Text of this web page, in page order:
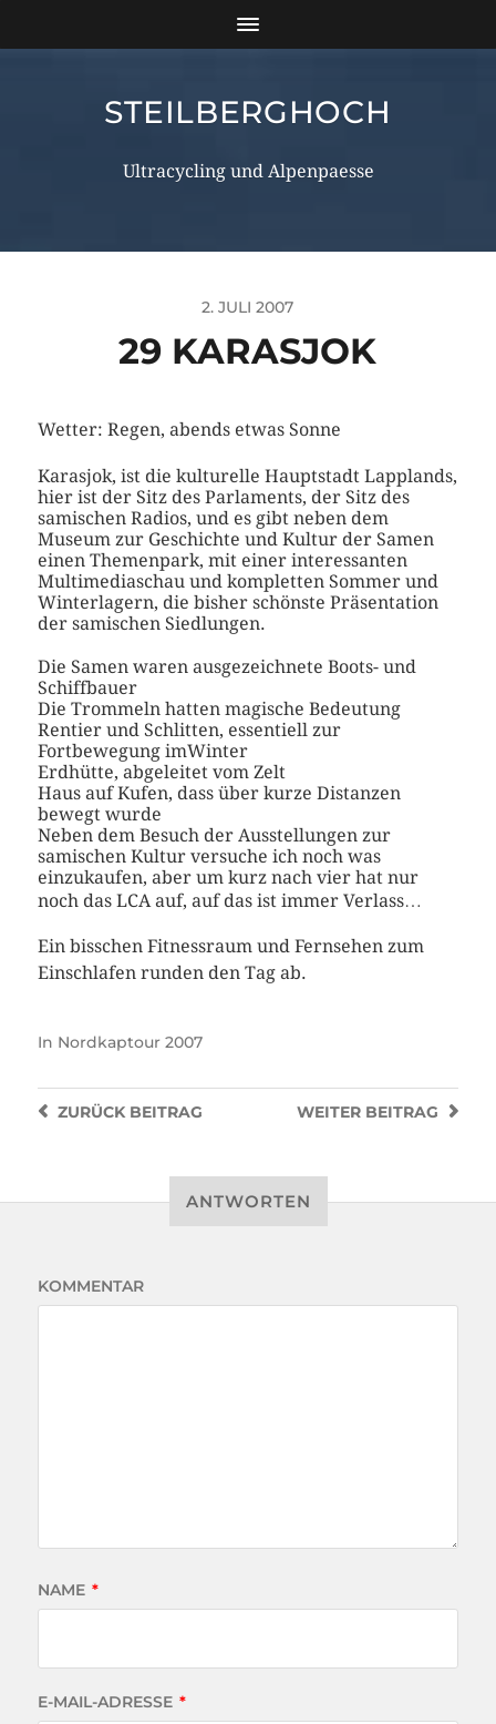
STEILBERGHOCH
Ultracycling und Alpenpaesse
2. JULI 2007
29 KARASJOK
Wetter: Regen, abends etwas Sonne
Karasjok, ist die kulturelle Hauptstadt Lapplands,
hier ist der Sitz des Parlaments, der Sitz des
samischen Radios, und es gibt neben dem
Museum zur Geschichte und Kultur der Samen
einen Themenpark, mit einer interessanten
Multimediaschau und kompletten Sommer und
Winterlagern, die bisher schönste Präsentation
der samischen Siedlungen.
Die Samen waren ausgezeichnete Boots- und
Schiffbauer
Die Trommeln hatten magische Bedeutung
Rentier und Schlitten, essentiell zur
Fortbewegung imWinter
Erdhütte, abgeleitet vom Zelt
Haus auf Kufen, dass über kurze Distanzen
bewegt wurde
Neben dem Besuch der Ausstellungen zur
samischen Kultur versuche ich noch was
einzukaufen, aber um kurz nach vier hat nur
noch das LCA auf, auf das ist immer Verlass…
Ein bisschen Fitnessraum und Fernsehen zum
Einschlafen runden den Tag ab.
In Nordkaptour 2007
WEITER BEITRAG
ZURÜCKBEITRAG
ANTWORTEN
KOMMENTAR
NAME *
E-MAIL-ADRESSE *